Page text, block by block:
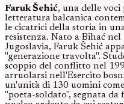
Faruk Šehić, una delle voci
letteratura balcanica
le cicatrici della storia in
resistenza. Nato a Bihać
Jugoslavia, Faruk Šehić
"generazione travolta".
scoppio del conflitto nel
arruolarsi nell'Esercito
un'unità di 130 uomini
"poeta-soldato", segnata